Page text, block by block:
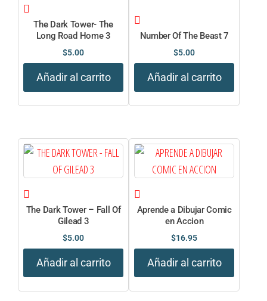
The Dark Tower- The
Long Road Home 3
$5.00
Añadir al carrito
Number Of The Beast 7
$5.00
Añadir al carrito
The Dark Tower – Fall Of
Gilead 3
$5.00
Añadir al carrito
Aprende a Dibujar Comic
en Accion
$16.95
Añadir al carrito